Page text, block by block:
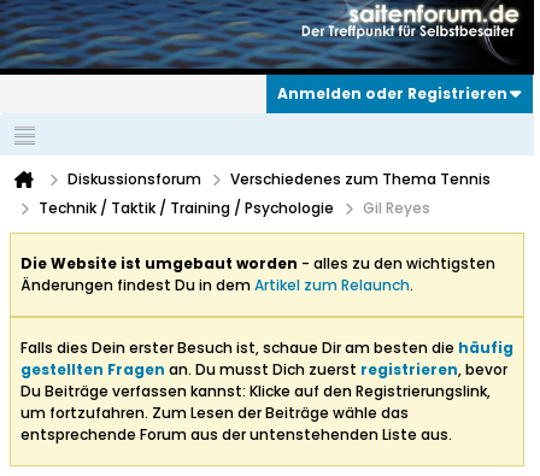
Anmelden oder Registrieren
Diskussionsforum
Verschiedenes zum Thema Tennis
Technik / Taktik / Training / Psychologie
Gil Reyes
Die Website ist umgebaut worden - alles zu den wichtigsten
Änderungen findest Du in demArtikel zum Relaunch.
Falls dies Dein erster Besuch ist, schaue Dir am besten die häufig
gestellten Fragen an. Du musst Dich zuerst registrieren, bevor
Du Beiträge verfassen kannst: Klicke auf den Registrierungslink,
um fortzufahren. Zum Lesen der Beiträge wähle das
entsprechende Forum aus der untenstehenden Liste aus.